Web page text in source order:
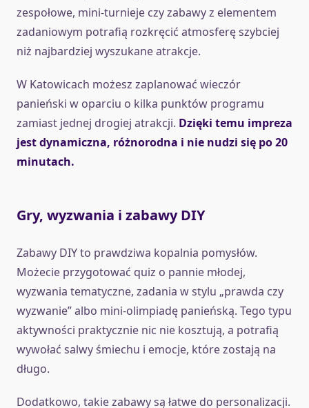
zespołowe, mini-turnieje czy zabawy z elementem
zadaniowym potrafią rozkręcić atmosferę szybciej
niż najbardziej wyszukane atrakcje.
W Katowicach możesz zaplanować wieczór
panieński w oparciu o kilka punktów programu
zamiast jednej drogiej atrakcji. Dzięki temu impreza
jest dynamiczna, różnorodna i nie nudzi się po 20
minutach.
Gry, wyzwania i zabawy DIY
Zabawy DIY to prawdziwa kopalnia pomysłów.
Możecie przygotować quiz o pannie młodej,
wyzwania tematyczne, zadania w stylu „prawda czy
wyzwanie” albo mini-olimpiadę panieńską. Tego typu
aktywności praktycznie nic nie kosztują, a potrafią
wywołać salwy śmiechu i emocje, które zostają na
długo.
Dodatkowo, takie zabawy są łatwe do personalizacji.